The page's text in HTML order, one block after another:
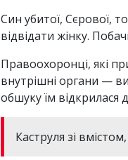
Син убитої, Сєрової,
відвідати жінку.
Правоохоронці, які
внутрішні органи —
обшуку їм відкрилася
Каструля зі